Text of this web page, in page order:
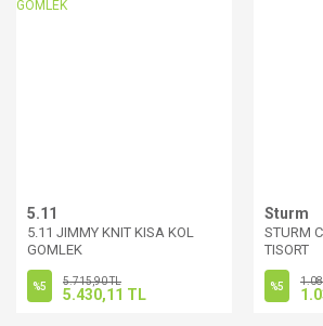
5.11
5.11 JIMMY KNIT KISA KOL
GOMLEK
%5 5.715,90 TL
5.430,11 TL
Sturm
STURM
TISORT
%5